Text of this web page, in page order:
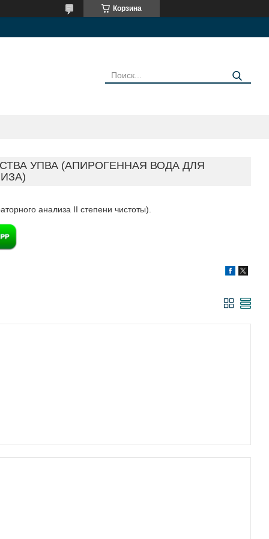
Корзина
УПВА (АПИРОГЕННАЯ ВОДА ДЛЯ
анализа II степени чистоты).